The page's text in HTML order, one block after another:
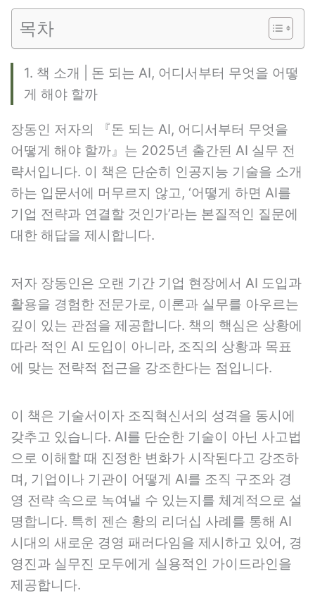
목차
1. 책 소개 | 돈 되는 AI, 어디서부터 무엇을 어떻
게 해야 할까
장동인 저자의 『돈 되는 AI, 어디서부터 무엇을
어떻게 해야 할까』는 2025년 출간된 AI 실무 전
략서입니다. 이 책은 단순히 인공지능 기술을 소개
하는 입문서에 머무르지 않고, ‘어떻게 하면 AI를
기업 전략과 연결할 것인가’라는 본질적인 질문에
대한 해답을 제시합니다.
저자 장동인은 오랜 기간 기업 현장에서 AI 도입과
활용을 경험한 전문가로, 이론과 실무를 아우르는
깊이 있는 관점을 제공합니다. 책의 핵심은 상황에
따라 적인 AI 도입이 아니라, 조직의 상황과 목표
에 맞는 전략적 접근을 강조한다는 점입니다.
이 책은 기술서이자 조직혁신서의 성격을 동시에
갖추고 있습니다. AI를 단순한 기술이 아닌 사고법
으로 이해할 때 진정한 변화가 시작된다고 강조하
며, 기업이나 기관이 어떻게 AI를 조직 구조와 경
영 전략 속으로 녹여낼 수 있는지를 체계적으로 설
명합니다. 특히 젠슨 황의 리더십 사례를 통해 AI
시대의 새로운 경영 패러다임을 제시하고 있어, 경
영진과 실무진 모두에게 실용적인 가이드라인을
제공합니다.